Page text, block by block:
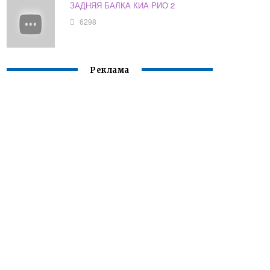
ЗАДНЯЯ БАЛКА КИА РИО 2
6298
Реклама